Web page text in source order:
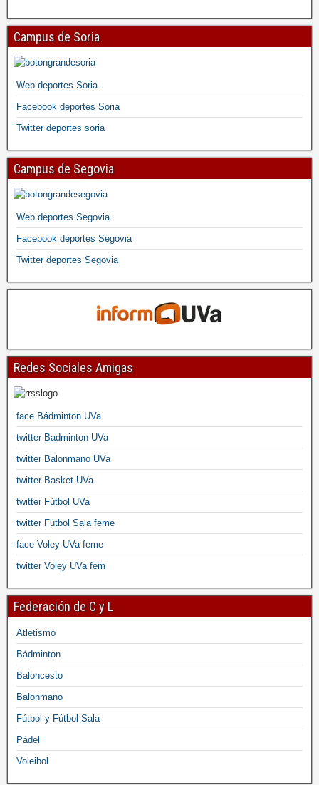
Campus de Soria
Web deportes Soria
Facebook deportes Soria
Twitter deportes soria
Campus de Segovia
Web deportes Segovia
Facebook deportes Segovia
Twitter deportes Segovia
Redes Sociales Amigas
face Bádminton UVa
twitter Badminton UVa
twitter Balonmano UVa
twitter Basket UVa
twitter Fútbol UVa
twitter Fútbol Sala feme
face Voley UVa feme
twitter Voley UVa fem
Federación de C y L
Atletismo
Bádminton
Baloncesto
Balonmano
Fútbol y Fútbol Sala
Pádel
Voleibol